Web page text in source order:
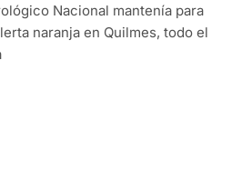
Nacional mantenía para
naranja en Quilmes, todo el